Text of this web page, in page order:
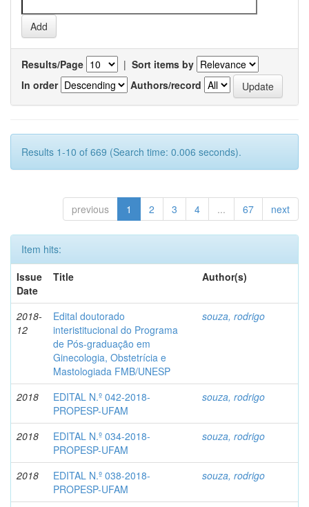
Results/Page | Sort items by
In order
Authors/record
Results 1-10 of 669 (Search time: 0.006 seconds).
previous 1 2 3 4 ... 67 next
Item hits:
Issue
Date
Title Author(s)
2018-
12
Edital doutorado
interistitucional do Programa
de Pós-graduação em
Ginecologia, Obstetrícia e
Mastologiada FMB/UNESP
souza, rodrigo
2018
EDITAL N.º 042-2018-
PROPESP-UFAM
souza, rodrigo
2018
EDITAL N.º 034-2018-
PROPESP-UFAM
souza, rodrigo
2018
EDITAL N.º 038-2018-
PROPESP-UFAM
souza, rodrigo